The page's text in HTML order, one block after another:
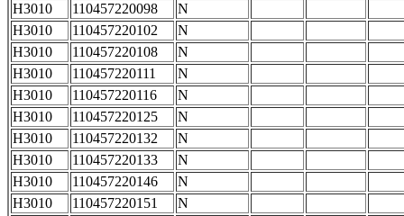
H3010
110457220098
N
H3010
110457220102
N
H3010
110457220108
N
H3010
110457220111
N
H3010
110457220116
N
H3010
110457220125
N
H3010
110457220132
N
H3010
110457220133
N
H3010
110457220146
N
H3010
110457220151
N